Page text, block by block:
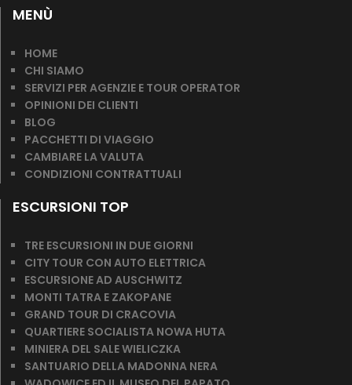
MENÙ
HOME
CHI SIAMO
SERVIZI PER AGENZIE E TOUR OPERATOR
OPINIONI DEI CLIENTI
BLOG
PACCHETTI DI VIAGGIO
CAMBIARE LA VALUTA
CONDIZIONI CONTRATTUALI
ESCURSIONI TOP
TRE ESCURSIONI IN DUE GIORNI
CITY TOUR CON AUTO ELETTRICA
ESCURSIONE AD AUSCHWITZ
MONTI TATRA E ZAKOPANE
GRAND TOUR DI CRACOVIA
QUARTIERE SOCIALISTA NOWA HUTA
MINIERA DEL SALE WIELICZKA
SANTUARIO DELLA MADONNA NERA